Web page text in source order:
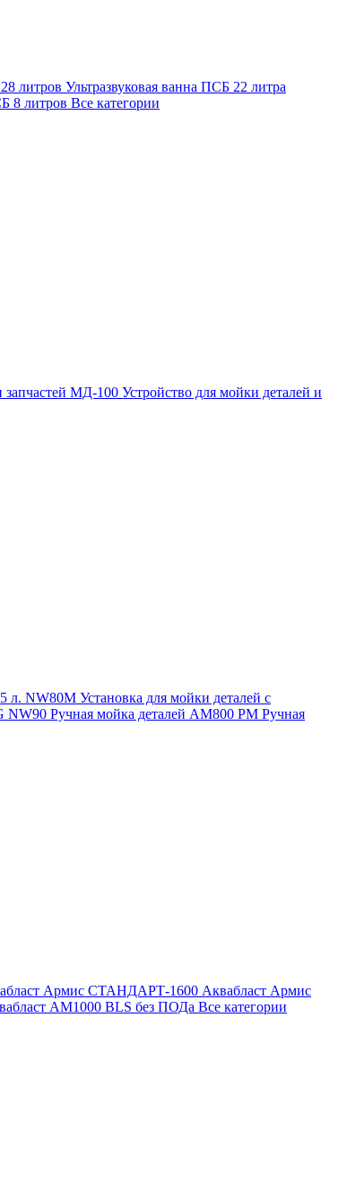
литров Ультразвуковая ванна ПСБ 22 литра
8 литров Все категории
запчастей МД-100 Устройство для мойки деталей и
л. NW80M Установка для мойки деталей с
NW90 Ручная мойка деталей АМ800 РМ Ручная
Армис СТАНДАРТ-1600 Аквабласт Армис
AM1000 BLS без ПОДа Все категории